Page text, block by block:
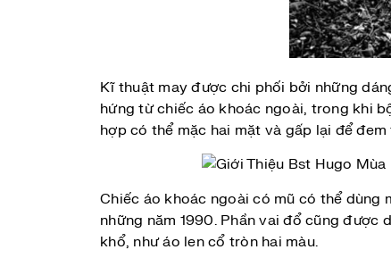
Kĩ thuật may được chi phối bởi những
hứng từ chiếc áo khoác ngoài, trong khi
hợp có thể mặc hai mặt và gấp lại để
Chiếc áo khoác ngoài có mũ có thể
những năm 1990. Phần vai đổ cũng
khổ, như áo len cổ tròn hai màu.